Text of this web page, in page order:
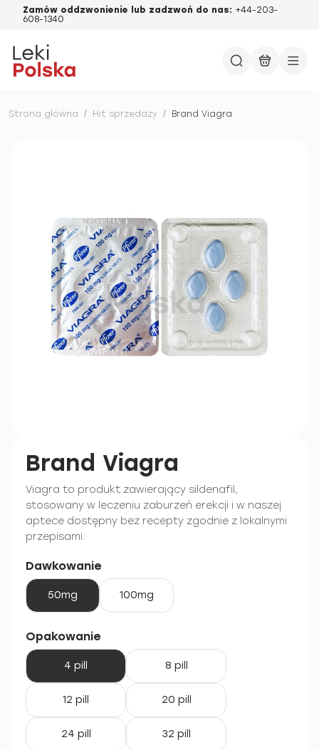
Zamów oddzwonienie lub zadzwoń do nas: +44-203-
608-1340
Strona główna / Hit sprzedaży / Brand Viagra
Brand Viagra
Viagra to produkt zawierający sildenafil,
stosowany w leczeniu zaburzeń erekcji i w naszej
aptece dostępny bez recepty zgodnie z lokalnymi
przepisami.
Dawkowanie
50mg 100mg
Opakowanie
4 pill 8 pill
12 pill 20 pill
24 pill 32 pill